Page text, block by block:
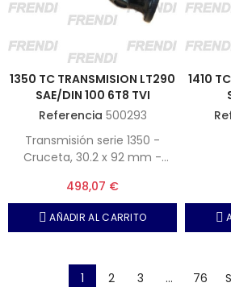
1350 TC TRANSMISION LT290
SAE/DIN 100 6T8 TVI
Referencia 500293
Transmisión serie 1350 -
Cruceta, 30.2 x 92 mm -
DIN100 6T8 - Longitud trabajo,
290 mm
498,07 €
AÑADIR AL CARRITO
1410
1 2 3 … 76